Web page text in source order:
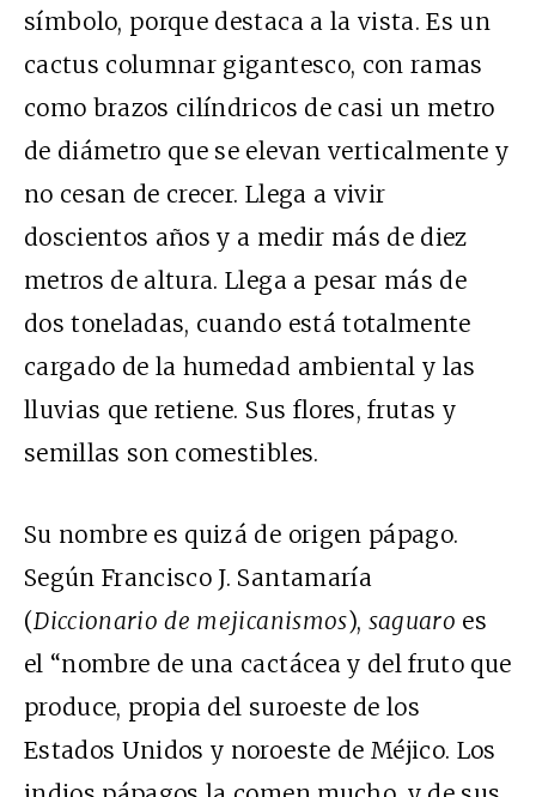
símbolo, porque destaca a la vista. Es un
cactus columnar gigantesco, con ramas
como brazos cilíndricos de casi un metro
de diámetro que se elevan verticalmente y
no cesan de crecer. Llega a vivir
doscientos años y a medir más de diez
metros de altura. Llega a pesar más de
dos toneladas, cuando está totalmente
cargado de la humedad ambiental y las
lluvias que retiene. Sus flores, frutas y
semillas son comestibles.
Su nombre es quizá de origen pápago.
Según Francisco J. Santamaría
(Diccionario de mejicanismos), saguaro es
el “nombre de una cactácea y del fruto que
produce, propia del suroeste de los
Estados Unidos y noroeste de Méjico. Los